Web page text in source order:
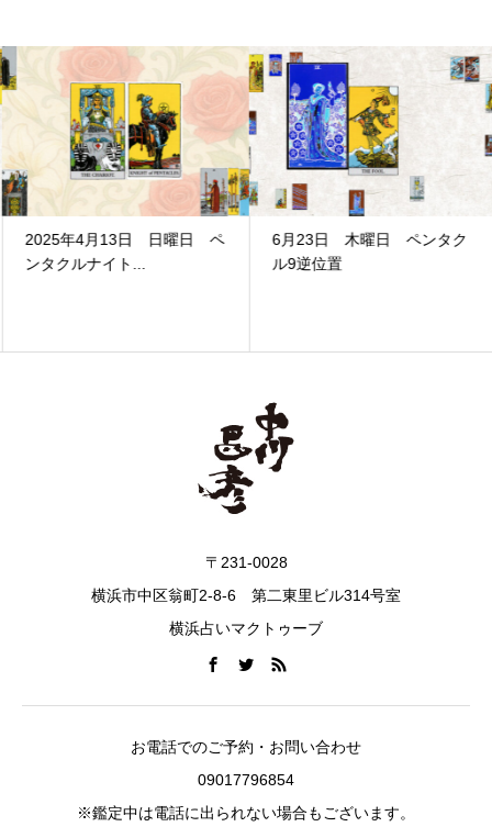
2025年4月13日 日曜日 ペ
ンタクルナイト...
6月23日 木曜日 ペンタク
ル9逆位置
〒231-0028
横浜市中区翁町2-8-6 第二東里ビル314号室
横浜占いマクトゥーブ
お電話でのご予約・お問い合わせ
09017796854
※鑑定中は電話に出られない場合もございます。